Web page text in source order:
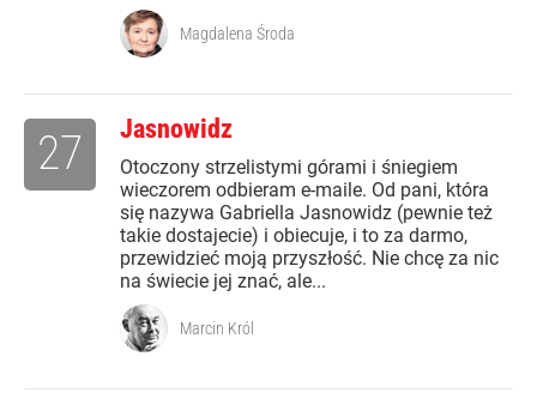
Magdalena Środa
Jasnowidz
Otoczony strzelistymi górami i śniegiem
wieczorem odbieram e-maile. Od pani, która
się nazywa Gabriella Jasnowidz (pewnie też
takie dostajecie) i obiecuje, i to za darmo,
przewidzieć moją przyszłość. Nie chcę za nic
na świecie jej znać, ale...
27
Marcin Król